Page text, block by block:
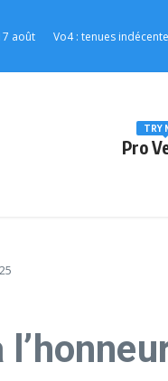
Vo4 : tenues indécentes,
Pro
TRY